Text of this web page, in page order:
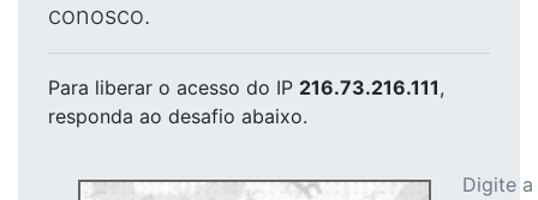
conosco.
Para liberar o acesso do IP 216.73.216.111,
responda ao desafio abaixo.
Digite